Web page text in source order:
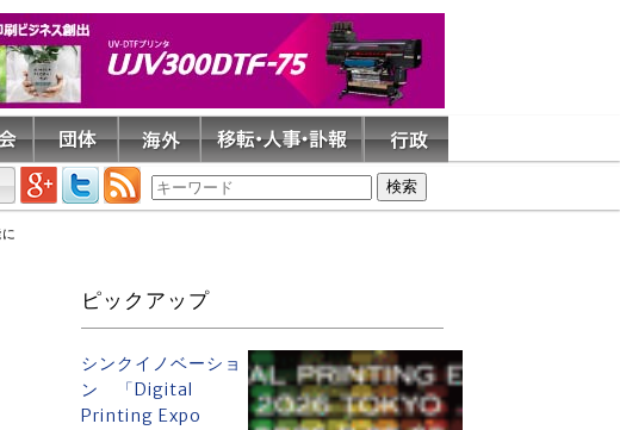
ピックアップ
シンクイノベーショ
ン 「Digital
Printing Expo